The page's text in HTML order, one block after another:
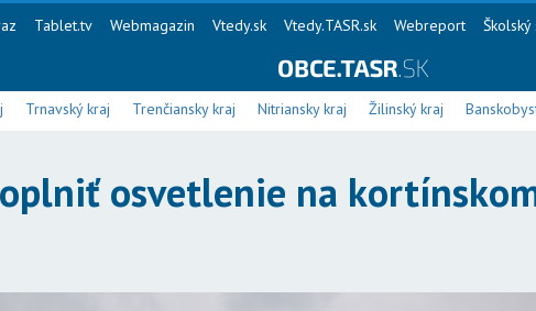
Tablet.tv Webmagazin Vtedy.sk Vtedy.TASR.sk Webreport Školský
Trnavský kraj Trenčiansky kraj Nitriansky kraj Žilinský kraj
osvetlenie na